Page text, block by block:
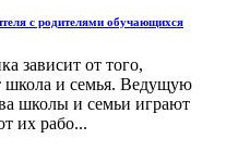
с родителями обучающихся
зависит от того,
школа и семья. Ведущую
школы и семьи играют
их рабо...